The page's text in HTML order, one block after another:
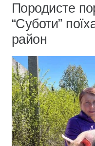
Породисте
“Суботи”
район